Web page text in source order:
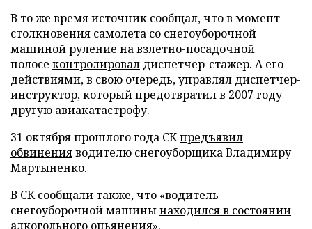
В то же время источник сообщал, что в момент
столкновения самолета со снегоуборочной
машиной руление на взлетно-посадочной
полосе контролировал диспетчер-стажер. А его
действиями, в свою очередь, управлял диспетчер-
инструктор, который предотвратил в 2007 году
другую авиакатастрофу.
31 октября прошлого года СКпредъявил
обвиненияводителю снегоуборщика Владимиру
Мартыненко.
В СК сообщали также, что «водитель
снегоуборочной машинынаходился в состоянии
алкогольного опьянения».